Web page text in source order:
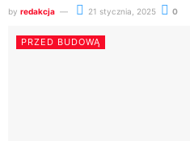
by redakcja 21 stycznia, 2025 0
PRZED BUDOWĄ